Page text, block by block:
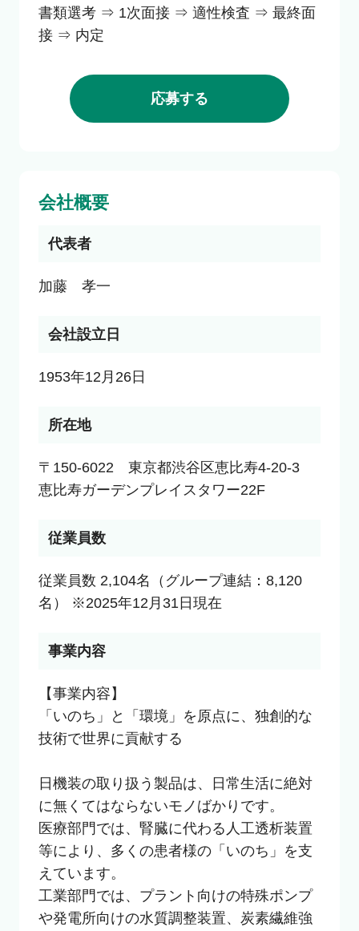
書類選考 ⇒ 1次面接 ⇒ 適性検査 ⇒ 最終面
接 ⇒ 内定
応募する
会社概要
代表者
加藤　孝一
会社設立日
1953年12月26日
所在地
〒150-6022　東京都渋谷区恵比寿4-20-3
恵比寿ガーデンプレイスタワー22F
従業員数
従業員数 2,104名（グループ連結：8,120
名） ※2025年12月31日現在
事業内容
【事業内容】
「いのち」と「環境」を原点に、独創的な
技術で世界に貢献する
日機装の取り扱う製品は、日常生活に絶対
に無くてはならないモノばかりです。
医療部門では、腎臓に代わる人工透析装置
等により、多くの患者様の「いのち」を支
えています。
工業部門では、プラント向けの特殊ポンプ
や発電所向けの水質調整装置、炭素繊維強